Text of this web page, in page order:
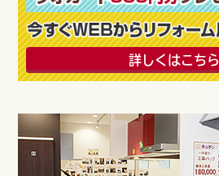
詳しくはこちら